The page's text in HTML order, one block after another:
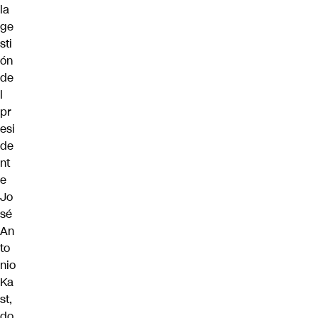
la
ge
sti
ón
de
l
pr
esi
de
nt
e
Jo
sé
An
to
nio
Ka
st,